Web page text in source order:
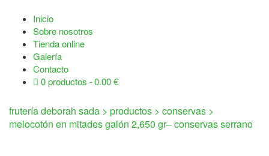
Inicio
Sobre nosotros
Tienda online
Galería
Contacto
0 productos
0.00 €
frutería deborah sada > productos > conservas >
melocotón en mitades galón 2,650 gr– conservas serrano